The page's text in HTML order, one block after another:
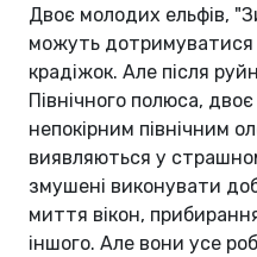
Двоє молодих ельфів,
можуть дотримуватися
крадіжок. Але після
Північного полюса,
непокірним північним
виявляються у
змушені виконувати
миття вікон,
іншого. Але вони усе